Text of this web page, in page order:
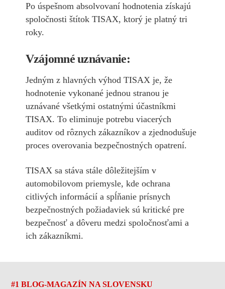
Po úspešnom absolvovaní hodnotenia získajú
spoločnosti štítok TISAX, ktorý je platný tri
roky.
Vzájomné uznávanie:
Jedným z hlavných výhod TISAX je, že
hodnotenie vykonané jednou stranou je
uznávané všetkými ostatnými účastníkmi
TISAX. To eliminuje potrebu viacerých
auditov od rôznych zákazníkov a zjednodušuje
proces overovania bezpečnostných opatrení.
TISAX sa stáva stále dôležitejším v
automobilovom priemysle, kde ochrana
citlivých informácií a spĺňanie prísnych
bezpečnostných požiadaviek sú kritické pre
bezpečnosť a dôveru medzi spoločnosťami a
ich zákazníkmi.
#1 BLOG-MAGAZÍN NA SLOVENSKU